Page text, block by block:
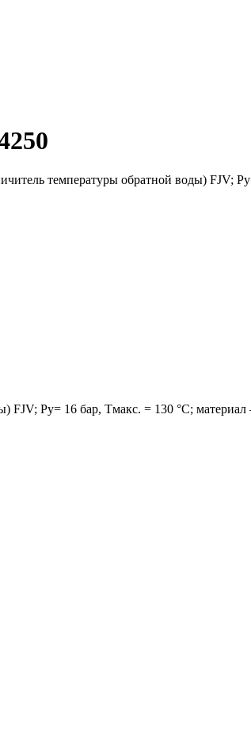
температуры обратной воды) FJV;
FJV; Ру= 16 бар, Тмакс. = 130 °С; материал